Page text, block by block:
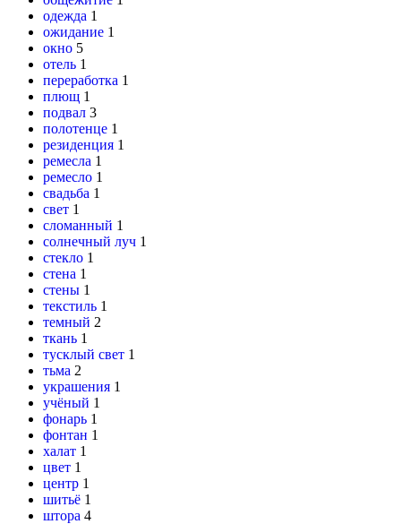
одежда 1
ожидание 1
окно 5
отель 1
переработка 1
плющ 1
подвал 3
полотенце 1
резиденция 1
ремесла 1
ремесло 1
свадьба 1
свет 1
сломанный 1
солнечный луч 1
стекло 1
стена 1
стены 1
текстиль 1
темный 2
ткань 1
тусклый свет 1
тьма 2
украшения 1
учёный 1
фонарь 1
фонтан 1
халат 1
цвет 1
центр 1
шитьё 1
штора 4